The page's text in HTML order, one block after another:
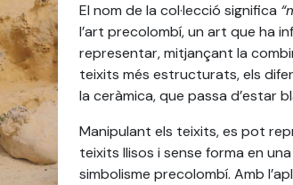
El nom de la col·lecció significa
l’art precolombí, un art que ha
representar, mitjançant la
teixits més estructurats, els
la ceràmica, que passa d’estar
Manipulant els teixits, es pot
teixits llisos i sense forma en
simbolisme precolombí. Amb